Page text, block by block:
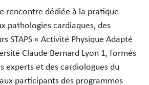
rencontre dédiée à la pratique
pathologies cardiaques, des
STAPS « Activité Physique Adapté
Claude Bernard Lyon 1, formés
experts et des cardiologues du
participants des programmes